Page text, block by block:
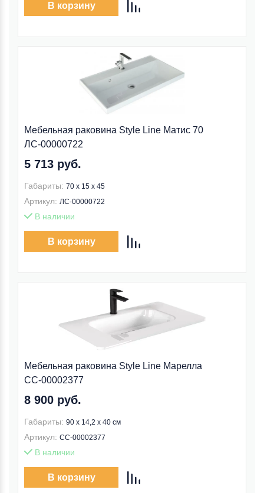
В корзину
Мебельная раковина Style Line Матис 70
ЛС-00000722
5 713 руб.
Габариты: 70 x 15 x 45
Артикул: ЛС-00000722
В наличии
В корзину
Мебельная раковина Style Line Марелла
СС-00002377
8 900 руб.
Габариты: 90 x 14,2 x 40 см
Артикул: СС-00002377
В наличии
В корзину